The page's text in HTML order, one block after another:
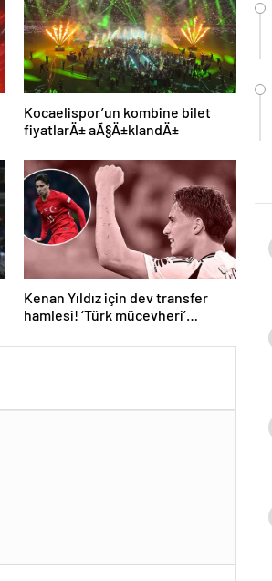
Kocaelispor’un kombine bilet
fiyatlarÄ± aÃ§Ä±klandÄ±
Kenan Yıldız için dev transfer
hamlesi! ‘Türk mücevheri’